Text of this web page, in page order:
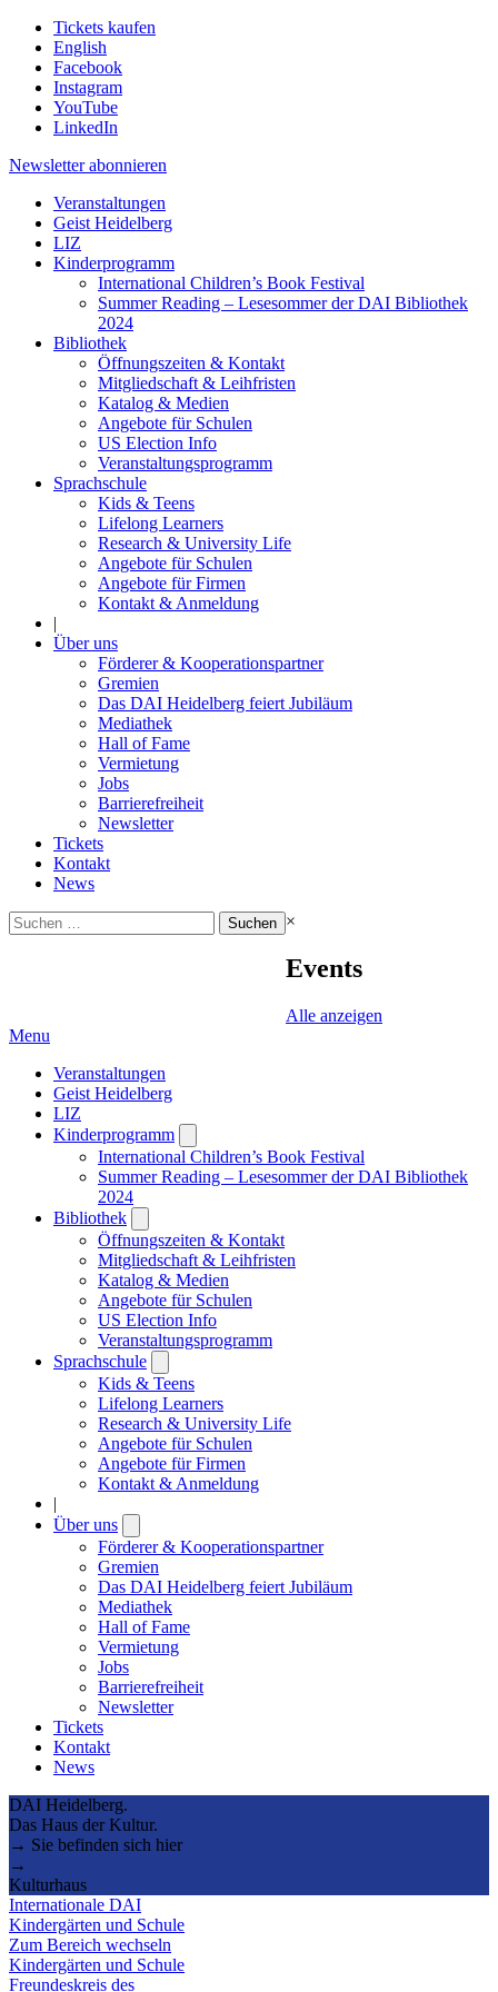
Tickets kaufen
English
Facebook
Instagram
YouTube
LinkedIn
Newsletter abonnieren
Veranstaltungen
Geist Heidelberg
LIZ
Kinderprogramm
International Children’s Book Festival
Summer Reading – Lesesommer der DAI Bibliothek
2024
Bibliothek
Öffnungszeiten & Kontakt
Mitgliedschaft & Leihfristen
Katalog & Medien
Angebote für Schulen
US Election Info
Veranstaltungsprogramm
Sprachschule
Kids & Teens
Lifelong Learners
Research & University Life
Angebote für Schulen
Angebote für Firmen
Kontakt & Anmeldung
|
Über uns
Förderer & Kooperationspartner
Gremien
Das DAI Heidelberg feiert Jubiläum
Mediathek
Hall of Fame
Vermietung
Jobs
Barrierefreiheit
Newsletter
Tickets
Kontakt
News
Suchen
nach:
×
Events
Alle anzeigen
Menu
Veranstaltungen
Geist Heidelberg
LIZ
Kinderprogramm
submenu
International Children’s Book Festival
Summer Reading – Lesesommer der DAI Bibliothek
2024
Bibliothek
submenu
Öffnungszeiten & Kontakt
Mitgliedschaft & Leihfristen
Katalog & Medien
Angebote für Schulen
US Election Info
Veranstaltungsprogramm
Sprachschule
submenu
Kids & Teens
Lifelong Learners
Research & University Life
Angebote für Schulen
Angebote für Firmen
Kontakt & Anmeldung
|
Über uns
submenu
Förderer & Kooperationspartner
Gremien
Das DAI Heidelberg feiert Jubiläum
Mediathek
Hall of Fame
Vermietung
Jobs
Barrierefreiheit
Newsletter
Tickets
Kontakt
News
DAI Heidelberg.
Das Haus der Kultur.
→ Sie befinden sich hier
→
Kulturhaus
Internationale DAI
Kindergärten und Schule
Zum Bereich wechseln
Kindergärten und Schule
Freundeskreis des